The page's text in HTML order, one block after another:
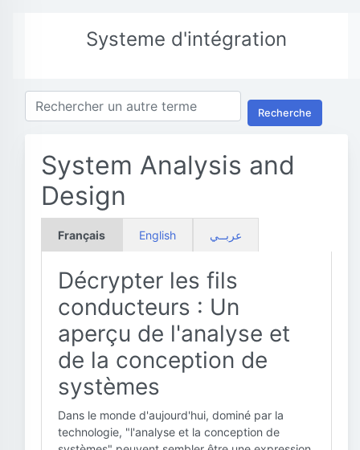
Systeme d'intégration
Recherche
System Analysis and
Design
Français English عربــي
Décrypter les fils
conducteurs : Un
aperçu de l'analyse et
de la conception de
systèmes
Dans le monde d'aujourd'hui, dominé par la
technologie, "l'analyse et la conception de